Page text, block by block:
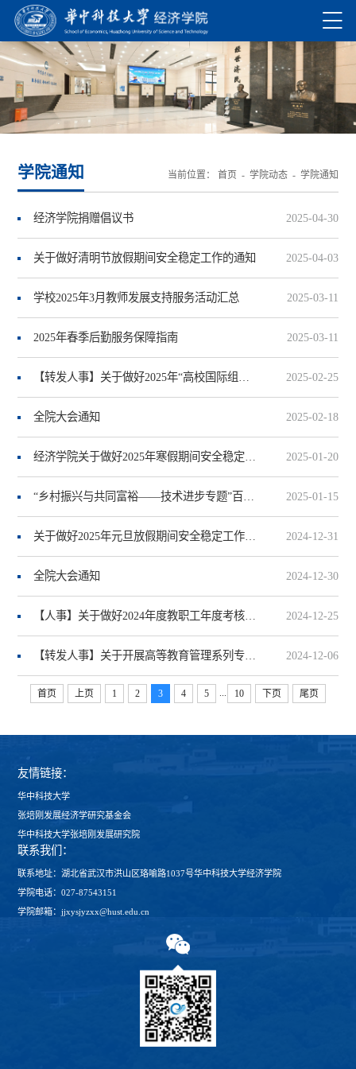
学院通知 当前位置： 首页 - 学院动态- 学院通知
经济学院捐赠倡议书 2025-04-30
关于做好清明节放假期间安全稳定工作的通知 2025-04-03
学校2025年3月教师发展支持服务活动汇总 2025-03-11
2025年春季后勤服务保障指南 2025-03-11
【转发人事】关于做好2025年“高校国际组织师资出国留学项目”选派工作的通知 2025-02-25
全院大会通知 2025-02-18
经济学院关于做好2025年寒假期间安全稳定工作的通知 2025-01-20
“乡村振兴与共同富裕——技术进步专题”百村千户调研项目调研案例大赛征稿启事 2025-01-15
关于做好2025年元旦放假期间安全稳定工作的通知 2024-12-31
全院大会通知 2024-12-30
【人事】关于做好2024年度教职工年度考核工作的通知 2024-12-25
【转发人事】关于开展高等教育管理系列专业技术职务聘任工作的通知 2024-12-06
首页 上页 1 2 3 4 5 ... 10 下页 尾页
友情链接：
华中科技大学
张培刚发展经济学研究基金会
华中科技大学张培刚发展研究院
联系我们：
联系地址：湖北省武汉市洪山区珞喻路1037号华中科技大学经济学院
学院电话：027-87543151
学院邮箱：jjxysjyzxx@hust.edu.cn